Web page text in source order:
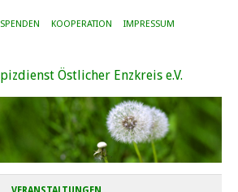
SPENDEN KOOPERATION IMPRESSUM